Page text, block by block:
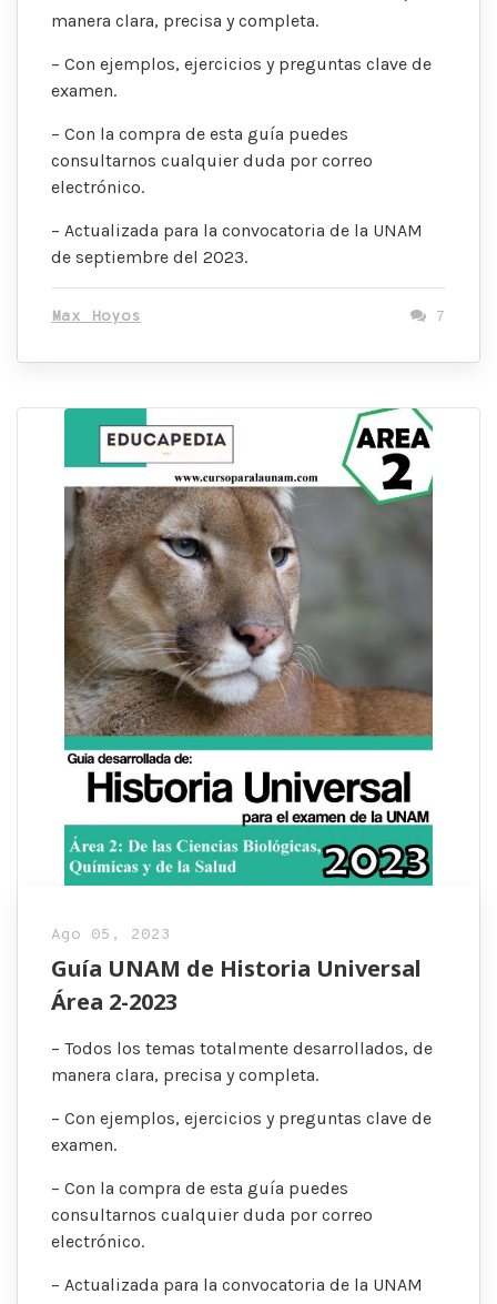
manera clara, precisa y completa.
– Con ejemplos, ejercicios y preguntas clave de
examen.
– Con la compra de esta guía puedes
consultarnos cualquier duda por correo
electrónico.
– Actualizada para la convocatoria de la UNAM
de septiembre del 2023.
Max Hoyos 7
Ago 05, 2023
Guía UNAM de Historia Universal
Área 2-2023
– Todos los temas totalmente desarrollados, de
manera clara, precisa y completa.
– Con ejemplos, ejercicios y preguntas clave de
examen.
– Con la compra de esta guía puedes
consultarnos cualquier duda por correo
electrónico.
– Actualizada para la convocatoria de la UNAM